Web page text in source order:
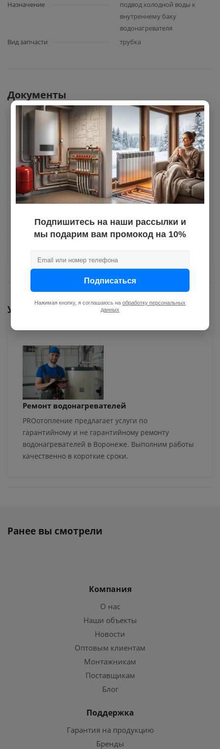
Назначение
подвод холодной воды к
внутреннему баку
водонагревателя
Вид запчасти
трубка
Документы
Как купить
Оплата
Доставка
Отзывы
Услуги
Ремонт водонагревателей
PROотопление предлагает услуги по
гарантийному и не гарантийному ремонту
водонагревателей в Воронеже. Выполним работы
качественно в короткие сроки.
Ранее вы смотрели
Компания
О нас
Наши объекты
Новости
Оптовым клиентам
Монтажникам
Поставщикам
Блог
Поддержка
Гарантия на продукцию
Бренды
×
Подпишитесь на наши рассылки и
мы подарим вам промокод на 10%
Подписаться
Нажимая кнопку, я соглашаюсь на обработку персональных
данных